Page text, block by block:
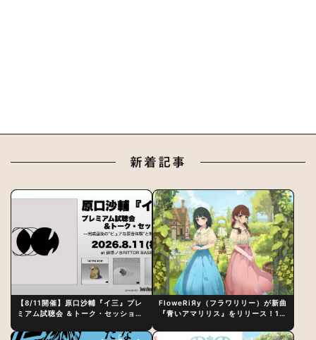
新着記事
【8/11開催】原口沙輔『イ三』プレ
ミアム試聴会 ＆トーク・セッション
制作秘話
FloweRiЯy（フラワリリー）が新曲
『青いアマリリス』をリリース！1st